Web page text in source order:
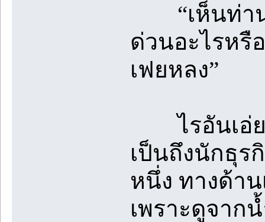
“เห็นท่าน
ด่วนอะไรหรื
เฟยหลง”
ไรอันเอ่ย
เป็นถึงนักธุร
หนึ่ง ทางด้า
เพราะดูจาก